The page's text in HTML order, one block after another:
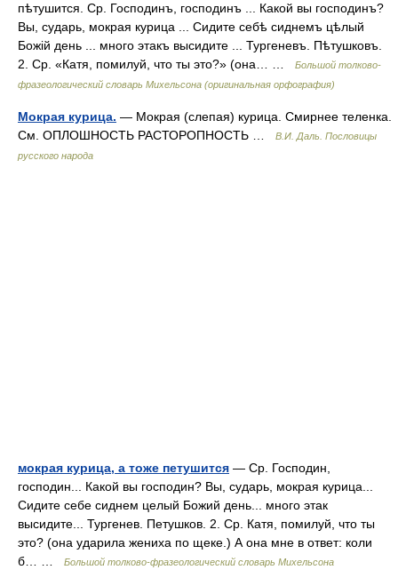
пѣтушится. Ср. Господинъ, господинъ ... Какой вы господинъ?
Вы, сударь, мокрая курица ... Сидите себѣ сиднемъ цѣлый
Божій день ... много этакъ высидите ... Тургеневъ. Пѣтушковъ.
2. Ср. «Катя, помилуй, что ты это?» (она… …
Большой толково-
фразеологический словарь Михельсона (оригинальная орфография)
Мокрая курица. — Мокрая (слепая) курица. Смирнее теленка.
См. ОПЛОШНОСТЬ РАСТОРОПНОСТЬ …
В.И. Даль. Пословицы
русского народа
мокрая курица, а тоже петушится — Ср. Господин,
господин... Какой вы господин? Вы, сударь, мокрая курица...
Сидите себе сиднем целый Божий день... много этак
высидите... Тургенев. Петушков. 2. Ср. Катя, помилуй, что ты
это? (она ударила жениха по щеке.) А она мне в ответ: коли
б… …
Большой толково-фразеологический словарь Михельсона